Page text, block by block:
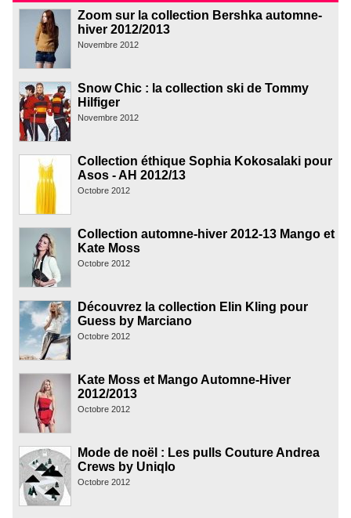
Zoom sur la collection Bershka automne-
hiver 2012/2013
Novembre 2012
Snow Chic : la collection ski de Tommy
Hilfiger
Novembre 2012
Collection éthique Sophia Kokosalaki pour
Asos - AH 2012/13
Octobre 2012
Collection automne-hiver 2012-13 Mango et
Kate Moss
Octobre 2012
Découvrez la collection Elin Kling pour
Guess by Marciano
Octobre 2012
Kate Moss et Mango Automne-Hiver
2012/2013
Octobre 2012
Mode de noël : Les pulls Couture Andrea
Crews by Uniqlo
Octobre 2012